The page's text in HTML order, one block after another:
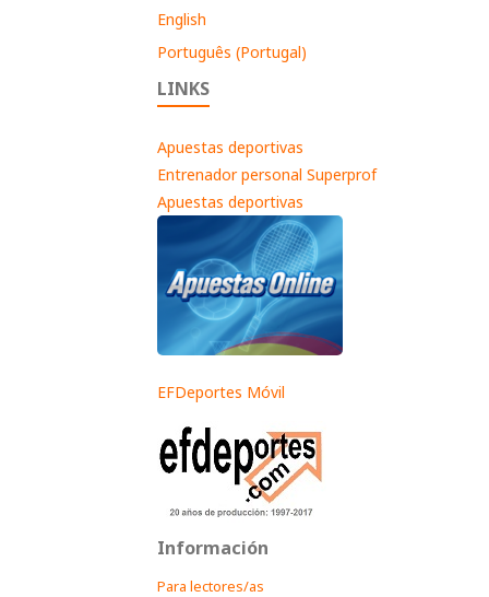
English
Português (Portugal)
LINKS
Apuestas deportivas
Entrenador personal Superprof
Apuestas deportivas
EFDeportes Móvil
Información
Para lectores/as